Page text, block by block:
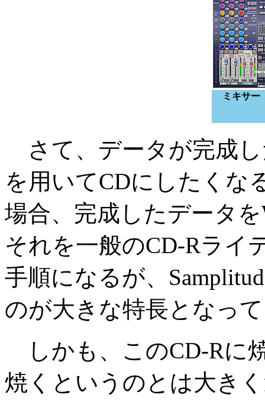
ミキサー
さて、データが完成
を用いてCDにしたくな
場合、完成したデータ
それを一般のCD-Rライ
手順になるが、
のが大きな特長となっ
しかも、このCD-Rに
焼くというのとは大き